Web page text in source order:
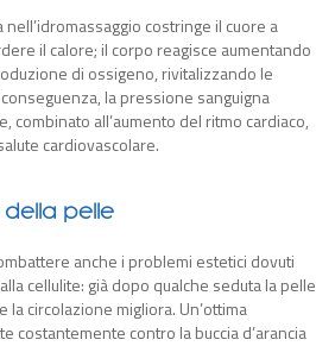
nell’idromassaggio costringe il cuore a
il calore; il corpo reagisce aumentando
di ossigeno, rivitalizzando le
conseguenza, lapressione sanguigna
combinato all’aumento del ritmo cardiaco,
cardiovascolare.
della pelle
anche i problemi estetici dovuti
cellulite: già dopo qualche seduta la pelle
la circolazione migliora. Un’ottima
costantemente contro la buccia d’arancia